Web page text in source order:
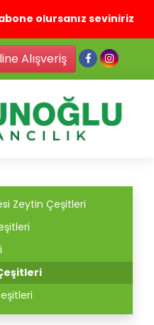
olursanız seviniriz
Alışveriş
Zeytin Çeşitleri